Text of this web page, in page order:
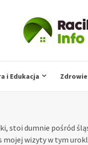
i Edukacja Zdrowie
stoi dumnie pośród
mojej wizyty w tym